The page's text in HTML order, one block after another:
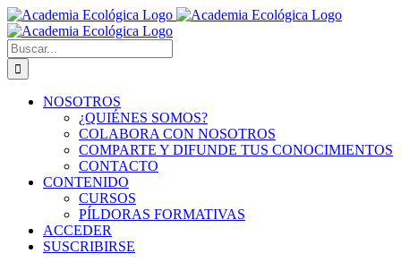
Saltar
al
contenido
Buscar:
NOSOTROS
¿QUIÉNES SOMOS?
COLABORA CON NOSOTROS
COMPARTE Y DIFUNDE TUS CONOCIMIENTOS
CONTACTO
CONTENIDO
CURSOS
PÍLDORAS FORMATIVAS
ACCEDER
SUSCRIBIRSE